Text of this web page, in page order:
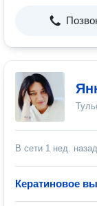
В сети 1 нед. назад
Кератиновое